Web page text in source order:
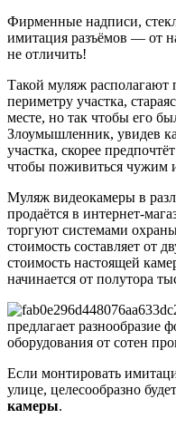
Фирменные надписи,
имитация разъёмов — от
не отличить!
Такой муляж располагают
периметру участка,
месте, но так чтобы его
Злоумышленник, увидев
участка, скорее
чтобы поживиться чужим
Муляж видеокамеры в
продаётся в интернет-
торгуют системами
стоимость составляет от
стоимость настоящей
начинается от полутора
предлагает разнообразие
оборудования от сотен
Если монтировать
улице, целесообразно
камеры.